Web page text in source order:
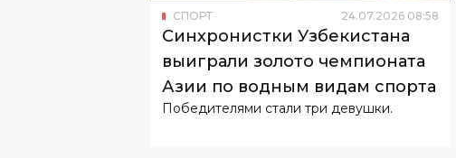
Азии по водным видам спорта
Победителями стали три девушки.